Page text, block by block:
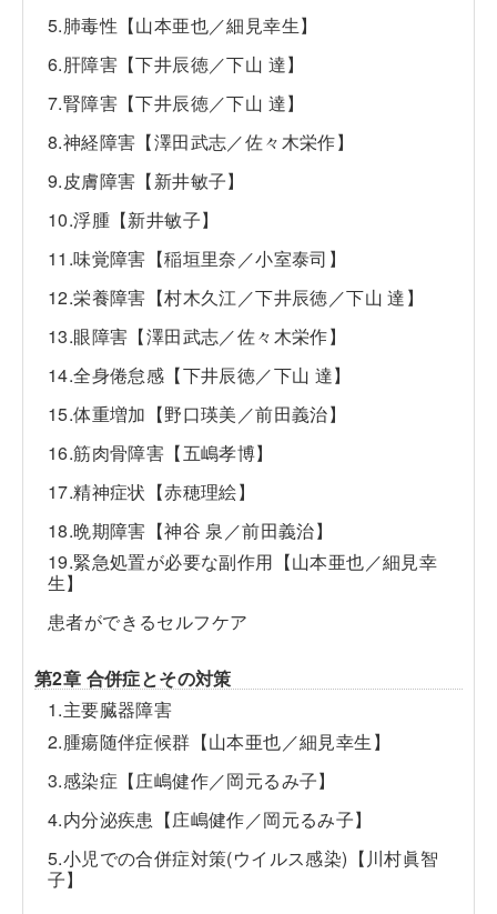
5.肺毒性【山本亜也／細見幸生】
6.肝障害【下井辰徳／下山 達】
7.腎障害【下井辰徳／下山 達】
8.神経障害【澤田武志／佐々木栄作】
9.皮膚障害【新井敏子】
10.浮腫【新井敏子】
11.味覚障害【稲垣里奈／小室泰司】
12.栄養障害【村木久江／下井辰徳／下山 達】
13.眼障害【澤田武志／佐々木栄作】
14.全身倦怠感【下井辰徳／下山 達】
15.体重増加【野口瑛美／前田義治】
16.筋肉骨障害【五嶋孝博】
17.精神症状【赤穂理絵】
18.晩期障害【神谷 泉／前田義治】
19.緊急処置が必要な副作用【山本亜也／細見幸
生】
患者ができるセルフケア
第2章 合併症とその対策
1.主要臓器障害
2.腫瘍随伴症候群【山本亜也／細見幸生】
3.感染症【庄嶋健作／岡元るみ子】
4.内分泌疾患【庄嶋健作／岡元るみ子】
5.小児での合併症対策(ウイルス感染)【川村眞智
子】